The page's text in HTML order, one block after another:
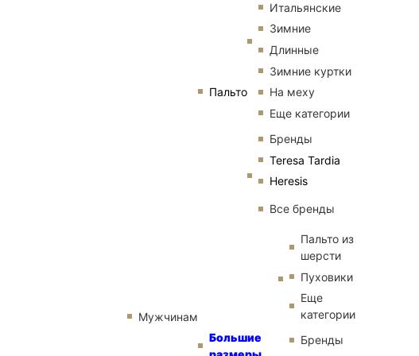
Мужчинам
Пальто
Итальянские
Зимние
Длинные
Зимние куртки
На меху
Еще категории
Бренды
Teresa Tardia
Heresis
Все бренды
Большие
Пальто из
шерсти
Пуховики
Еще
категории
Бренды